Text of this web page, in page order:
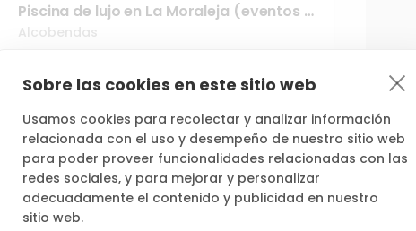
Sobre las cookies en este sitio web
Usamos cookies para recolectar y analizar información
relacionada con el uso y desempeño de nuestro sitio web
para poder proveer funcionalidades relacionadas con las
redes sociales, y para mejorar y personalizar
adecuadamente el contenido y publicidad en nuestro
sitio web.
Piscina de lujoen La Moraleja (eventos y
grupos)
Alcobendas